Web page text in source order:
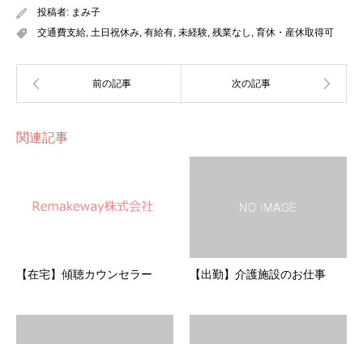
投稿者: まみ子
交通費支給, 土日祝休み, 有給有, 未経験, 残業なし , 育休・産休取得可
関連記事
【在宅】傾聴カウンセラー 【出勤】介護施設のお仕事